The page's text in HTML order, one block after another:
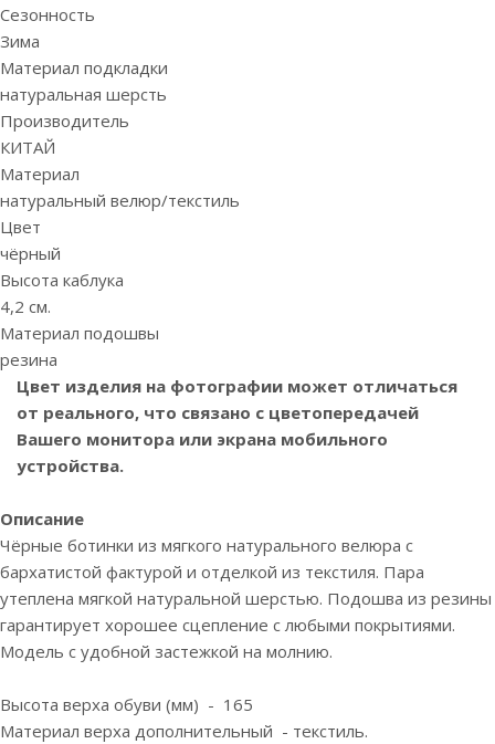
Сезонность
Зима
Материал подкладки
натуральная шерсть
Производитель
КИТАЙ
Материал
натуральный велюр/текстиль
Цвет
чёрный
Высота каблука
4,2 см.
Материал подошвы
резина
Цвет изделия на фотографии может отличаться
от реального, что связано с цветопередачей
Вашего монитора или экрана мобильного
устройства.
Описание
Чёрные ботинки из мягкого натурального велюра с
бархатистой фактурой и отделкой из текстиля. Пара
утеплена мягкой натуральной шерстью. Подошва из резины
гарантирует хорошее сцепление с любыми покрытиями.
Модель с удобной застежкой на молнию.
Высота верха обуви (мм) - 165
Материал верха дополнительный - текстиль.